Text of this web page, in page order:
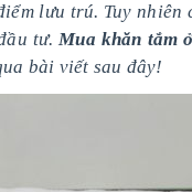
lưu trú. Tuy
tư.Mua khăn tắm
bài viết sau đây!